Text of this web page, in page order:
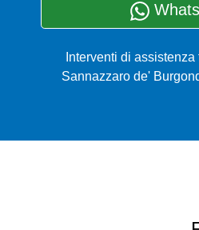
Interventi di
Sannazzaro de'